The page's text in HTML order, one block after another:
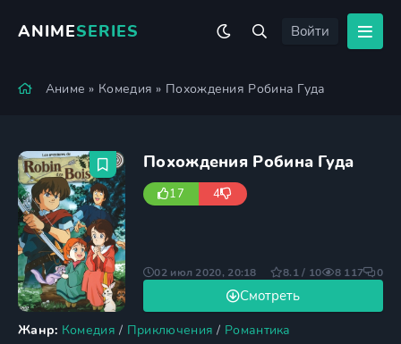
ANIMESERIES Войти
Аниме » Комедия » Похождения Робина Гуда
Похождения Робина Гуда
17 4
Жанр: Комедия / Приключения / Романтика
Смотреть
02 июл 2020, 20:18 8.1 / 10 8 117 0